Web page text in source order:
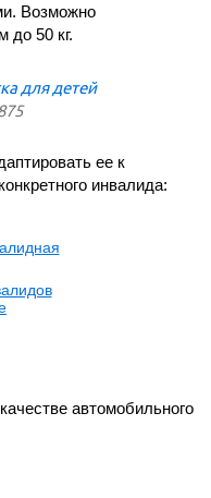
Возможно
до 50 кг.
ее к
инвалида:
автомобильного